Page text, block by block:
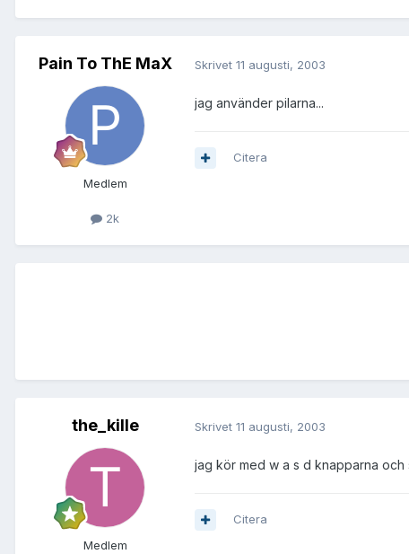
Pain To ThE MaX
Medlem
2k
Skrivet 11 augusti, 2003
jag använder pilarna...
Citera
the_kille
Medlem
Skrivet 11 augusti, 2003
jag kör med w a s d knapparna
Citera